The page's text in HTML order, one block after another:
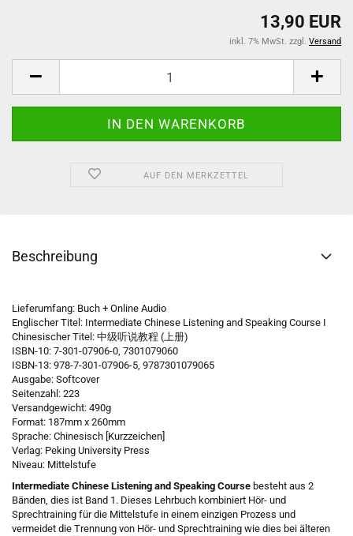
13,90 EUR
inkl. 7% MwSt. zzgl. Versand
AUF DEN MERKZETTEL
Beschreibung
Lieferumfang: Buch + Online Audio
Englischer Titel: Intermediate Chinese Listening and Speaking Course I
Chinesischer Titel: 中级听说教程 (上册)
ISBN-10: 7-301-07906-0, 7301079060
ISBN-13: 978-7-301-07906-5, 9787301079065
Ausgabe: Softcover
Seitenzahl: 223
Versandgewicht: 490g
Format: 187mm x 260mm
Sprache: Chinesisch [Kurzzeichen]
Verlag: Peking University Press
Niveau: Mittelstufe
Intermediate Chinese Listening and Speaking Course besteht aus 2
Bänden, dies ist Band 1. Dieses Lehrbuch kombiniert Hör- und
Sprechtraining für die Mittelstufe in einem einzigen Prozess und
vermeidet die Trennung von Hör- und Sprechtraining wie dies bei älteren